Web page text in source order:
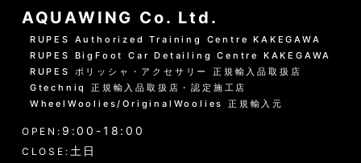
AQUAWING Co. Ltd.
RUPES Authorized Training Centre KAKEGAWA
RUPES BigFoot Car Detailing Centre KAKEGAWA
RUPES ポリッシャ・アクセサリー 正規輸入品取扱店
Gtechniq 正規輸入品取扱店・認定施工店
WheelWoolies/OriginalWoolies 正規輸入元
OPEN: 9:00-18:00
CLOSE: 土日